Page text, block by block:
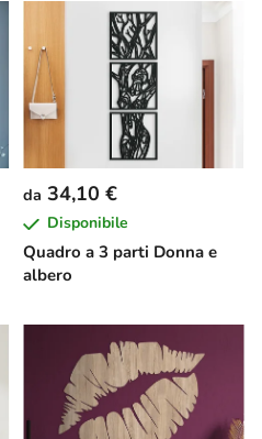
Quadro a 3 parti Donna e
albero
da 34,10 €
Disponibile